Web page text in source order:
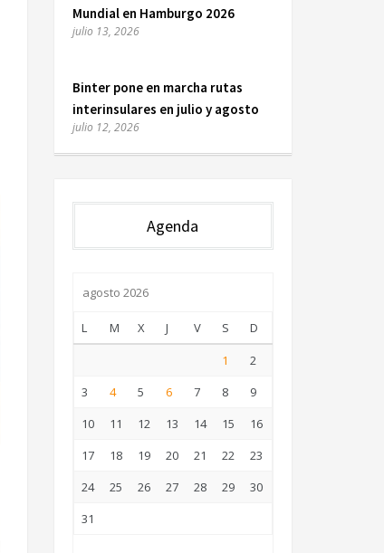
Mundial en Hamburgo 2026
julio 13, 2026
Binter pone en marcha rutas
interinsulares en julio y agosto
julio 12, 2026
Agenda
agosto 2026
L M X J V S
D
1
2
3
4 5 6 7 8
9
10
11 12 13 14 15
16
17
18 19 20 21 22
23
24
25 26 27 28 29
30
31